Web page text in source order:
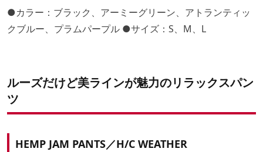
●カラー：ブラック、アーミーグリーン、アトランティッ
クブルー、プラムパープル ●サイズ：S、M、L
ルーズだけど美ラインが魅力のリラックスパン
ツ
HEMP JAM PANTS／H/C WEATHER